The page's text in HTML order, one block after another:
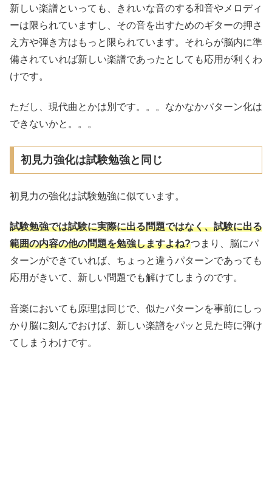
新しい楽譜といっても、きれいな音のする和音やメロディ
ーは限られていますし、その音を出すためのギターの押さ
え方や弾き方はもっと限られています。それらが脳内に準
備されていれば新しい楽譜であったとしても応用が利くわ
けです。
ただし、現代曲とかは別です。。。なかなかパターン化は
できないかと。。。
初見力強化は試験勉強と同じ
初見力の強化は試験勉強に似ています。
試験勉強では試験に実際に出る問題ではなく、試験に出る
範囲の内容の他の問題を勉強しますよね?つまり、脳にパ
ターンができていれば、ちょっと違うパターンであっても
応用がきいて、新しい問題でも解けてしまうのです。
音楽においても原理は同じで、似たパターンを事前にしっ
かり脳に刻んでおけば、新しい楽譜をパッと見た時に弾け
てしまうわけです。